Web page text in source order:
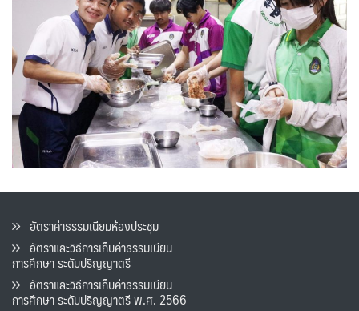
อัตราค่าธรรมเนียมห้องประชุม
อัตราและวิธีการเก็บค่าธรรมเนียน
การศึกษา ระดับปริญญาตรี
อัตราและวิธีการเก็บค่าธรรมเนียน
การศึกษา ระดับปริญญาตรี พ.ศ. 2566